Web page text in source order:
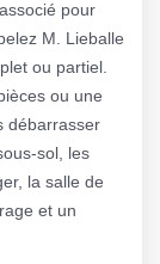
pour
M. Lieballe
ou partiel.
ou une
débarrasser
sol, les
la salle de
et un